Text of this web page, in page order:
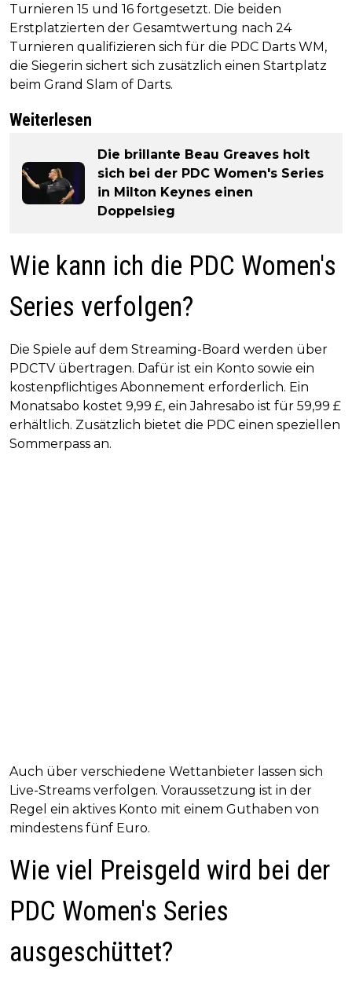
Turnieren 15 und 16 fortgesetzt. Die beiden
Erstplatzierten der Gesamtwertung nach 24
Turnieren qualifizieren sich für die PDC Darts WM,
die Siegerin sichert sich zusätzlich einen Startplatz
beim Grand Slam of Darts.
Weiterlesen
Die brillante Beau Greaves holt
sich bei der PDC Women's Series
in Milton Keynes einen
Doppelsieg
Wie kann ich die PDC Women's
Series verfolgen?
Die Spiele auf dem Streaming-Board werden über
PDCTV übertragen. Dafür ist ein Konto sowie ein
kostenpflichtiges Abonnement erforderlich. Ein
Monatsabo kostet 9,99 £, ein Jahresabo ist für 59,99 £
erhältlich. Zusätzlich bietet die PDC einen speziellen
Sommerpass an.
Auch über verschiedene Wettanbieter lassen sich
Live-Streams verfolgen. Voraussetzung ist in der
Regel ein aktives Konto mit einem Guthaben von
mindestens fünf Euro.
Wie viel Preisgeld wird bei der
PDC Women's Series
ausgeschüttet?